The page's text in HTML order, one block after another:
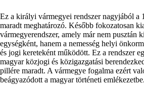
Ez a királyi vármegyei rendszer nagyjából a
maradt meghatározó. Később fokozatosan
vármegyerendszer, amely már nem pusztán
egységként, hanem a nemesség helyi
és jogi kereteként működött. Ez a rendszer
magyar közjogi és közigazgatási
pillére maradt. A vármegye fogalma ezért
beágyazódott a magyar történeti emlékezetbe.